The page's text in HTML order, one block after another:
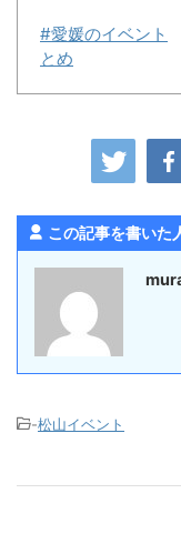
#愛媛のイベント
とめ
この記事を書いた
-松山イベント